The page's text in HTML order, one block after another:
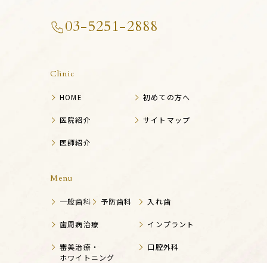
03-5251-2888
Clinic
HOME
医院紹介
医師紹介
初めての方へ
サイトマップ
Menu
一般歯科 予防歯科
歯周病治療
審美治療・
ホワイトニング
入れ歯
インプラント
口腔外科